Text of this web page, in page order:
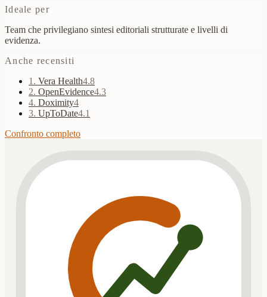
Ideale per
Team che privilegiano sintesi editoriali strutturate e livelli di
evidenza.
Anche recensiti
1 . Vera Health4.8
2. OpenEvidence4.3
4. Doximity4
3. UpToDate4.1
Confronto completo